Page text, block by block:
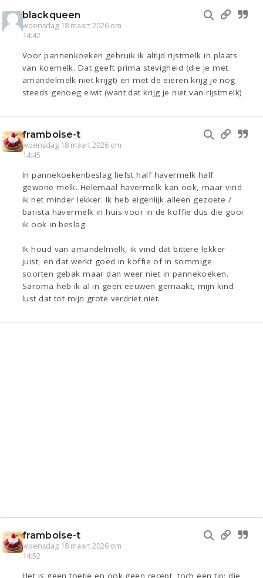
blackqueen
woensdag 18 maart 2026 om
14:42
Voor pannenkoeken gebruik ik altijd rijstmelk in plaats
van koemelk. Dat geeft prima stevigheid (die je met
amandelmelk niet krijgt) en met de eieren krijg je nog
steeds genoeg eiwit (want dat krijg je niet van rijstmelk)
framboise-t
woensdag 18 maart 2026 om
14:45
In pannekoekenbeslag liefst half havermelk half
gewone melk. Helemaal havermelk kan ook, maar vind
ik net minder lekker. Ik heb eigenlijk alleen gezoete /
barista havermelk in huis voor in de koffie dus die gooi
ik ook in beslag.
Ik houd van amandelmelk, ik vind dat bittere lekker
juist, en dat werkt goed in koffie of in sommige
soorten gebak maar dan weer niet in pannekoeken.
Saroma heb ik al in geen eeuwen gemaakt, mijn kind
lust dat tot mijn grote verdriet niet.
framboise-t
woensdag 18 maart 2026 om
14:52
Het is geen toetje en ook geen recept, toch een tip: die